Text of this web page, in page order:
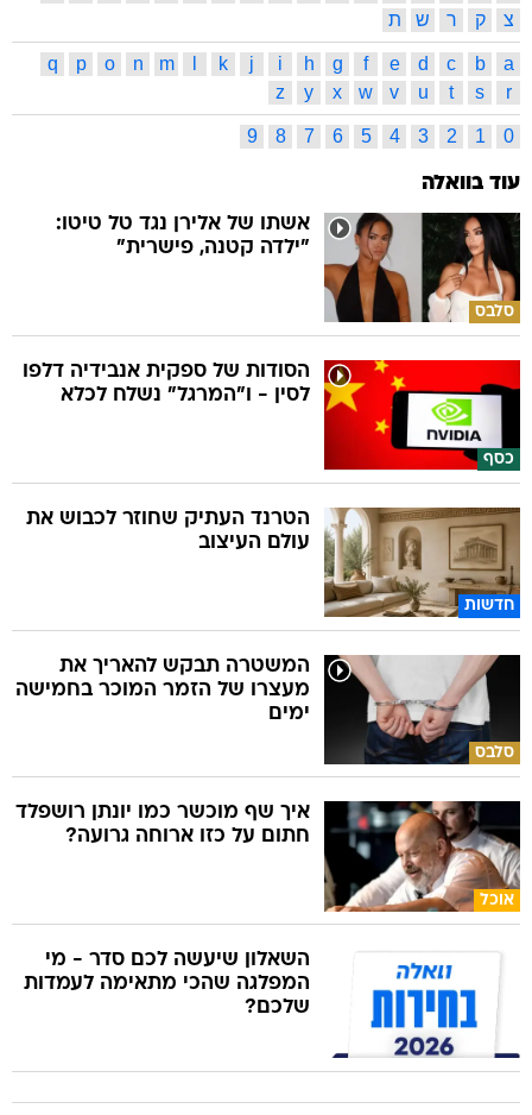
צ
ק ר ש ת
a
b
c
d
e
f
g
h
i
j
k
m
n
o
p
q
r
s
t
u
v
w
x
y
z
0
1
2
3
4
5
6
7
8
9
עוד בוואלה
סלבס
אשתו של אלירן נגד טל טיטו:
"ילדה קטנה, פישרית"
כסף
הסודות של ספקית אנבידיה דלפו
לסין - ו"המרגל" נשלח לכלא
חדשות
הטרנד העתיק שחוזר לכבוש את
עולם העיצוב
סלבס
המשטרה תבקש להאריך את
מעצרו של הזמר המוכר בחמישה
ימים
אוכל
איך שף מוכשר כמו יונתן רושפלד
חתום על כזו ארוחה גרועה?
השאלון שיעשה לכם סדר - מי
המפלגה שהכי מתאימה לעמדות
שלכם?